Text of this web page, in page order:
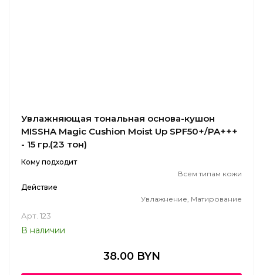
Увлажняющая тональная основа-кушон
MISSHA Magic Cushion Moist Up SPF50+/PA+++
- 15 гр.(23 тон)
Кому подходит
Всем типам кожи
Действие
Увлажнение, Матирование
Арт. 123
В наличии
38.00 BYN